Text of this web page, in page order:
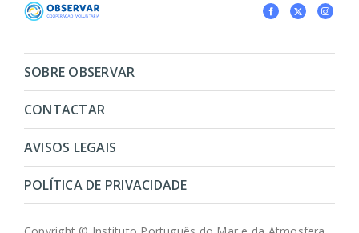
SOBRE OBSERVAR
CONTACTAR
AVISOS LEGAIS
POLÍTICA DE PRIVACIDADE